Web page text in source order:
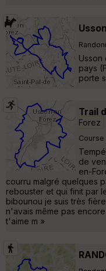
Usson
pays
porte
Trail
Forez
de
en-
courru malgré quelques
rebouster et qui finit par
bibounou je suis très
n'avais même pas
t'aime m »